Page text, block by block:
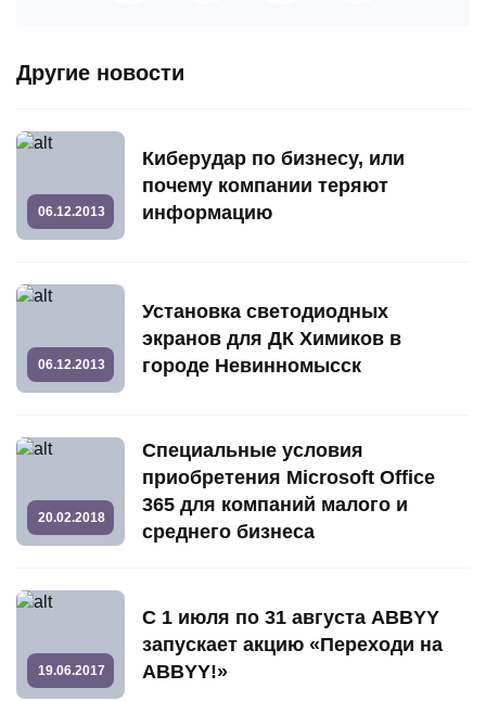
Другие новости
06.12.2013
Киберудар по бизнесу, или
почему компании теряют
информацию
06.12.2013
Установка светодиодных
экранов для ДК Химиков в
городе Невинномысск
20.02.2018
Специальные условия
приобретения Microsoft Office
365 для компаний малого и
среднего бизнеса
19.06.2017
С 1 июля по 31 августа ABBYY
запускает акцию «Переходи на
ABBYY!»